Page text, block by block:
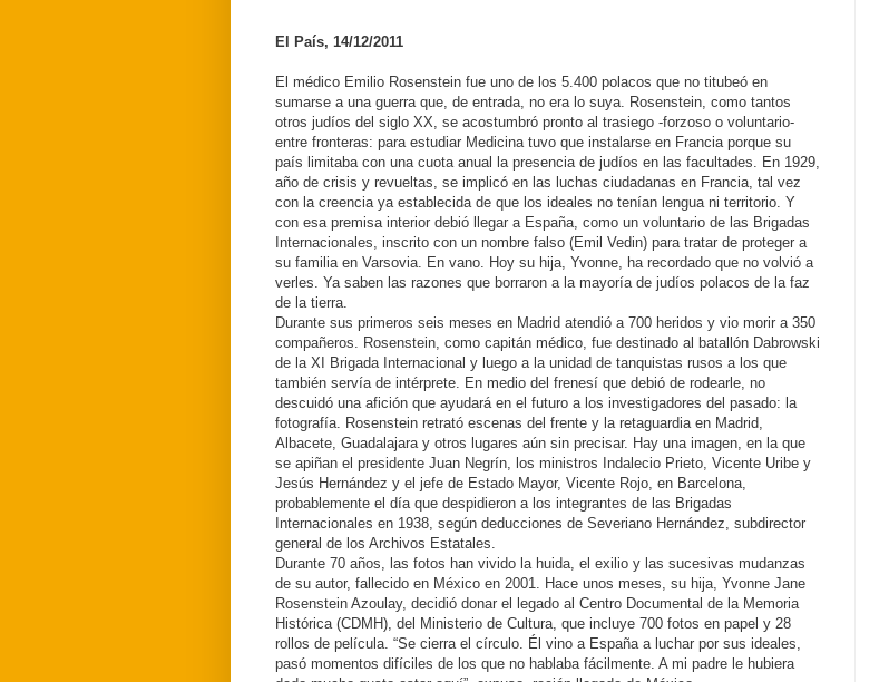
El País, 14/12/2011
El médico Emilio Rosenstein fue uno de los 5.400 polacos que no titubeó en
sumarse a una guerra que, de entrada, no era lo suya. Rosenstein, como tantos
otros judíos del siglo XX, se acostumbró pronto al trasiego -forzoso o voluntario-
entre fronteras: para estudiar Medicina tuvo que instalarse en Francia porque su
país limitaba con una cuota anual la presencia de judíos en las facultades. En 1929,
año de crisis y revueltas, se implicó en las luchas ciudadanas en Francia, tal vez
con la creencia ya establecida de que los ideales no tenían lengua ni territorio. Y
con esa premisa interior debió llegar a España, como un voluntario de las Brigadas
Internacionales, inscrito con un nombre falso (Emil Vedin) para tratar de proteger a
su familia en Varsovia. En vano. Hoy su hija, Yvonne, ha recordado que no volvió a
verles. Ya saben las razones que borraron a la mayoría de judíos polacos de la faz
de la tierra.
Durante sus primeros seis meses en Madrid atendió a 700 heridos y vio morir a 350
compañeros. Rosenstein, como capitán médico, fue destinado al batallón Dabrowski
de la XI Brigada Internacional y luego a la unidad de tanquistas rusos a los que
también servía de intérprete. En medio del frenesí que debió de rodearle, no
descuidó una afición que ayudará en el futuro a los investigadores del pasado: la
fotografía. Rosenstein retrató escenas del frente y la retaguardia en Madrid,
Albacete, Guadalajara y otros lugares aún sin precisar. Hay una imagen, en la que
se apiñan el presidente Juan Negrín, los ministros Indalecio Prieto, Vicente Uribe y
Jesús Hernández y el jefe de Estado Mayor, Vicente Rojo, en Barcelona,
probablemente el día que despidieron a los integrantes de las Brigadas
Internacionales en 1938, según deducciones de Severiano Hernández, subdirector
general de los Archivos Estatales.
Durante 70 años, las fotos han vivido la huida, el exilio y las sucesivas mudanzas
de su autor, fallecido en México en 2001. Hace unos meses, su hija, Yvonne Jane
Rosenstein Azoulay, decidió donar el legado al Centro Documental de la Memoria
Histórica (CDMH), del Ministerio de Cultura, que incluye 700 fotos en papel y 28
rollos de película. “Se cierra el círculo. Él vino a España a luchar por sus ideales,
pasó momentos difíciles de los que no hablaba fácilmente. A mi padre le hubiera